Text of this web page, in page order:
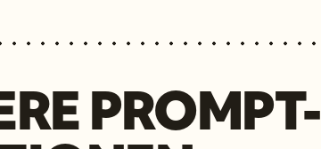
PROMPT-